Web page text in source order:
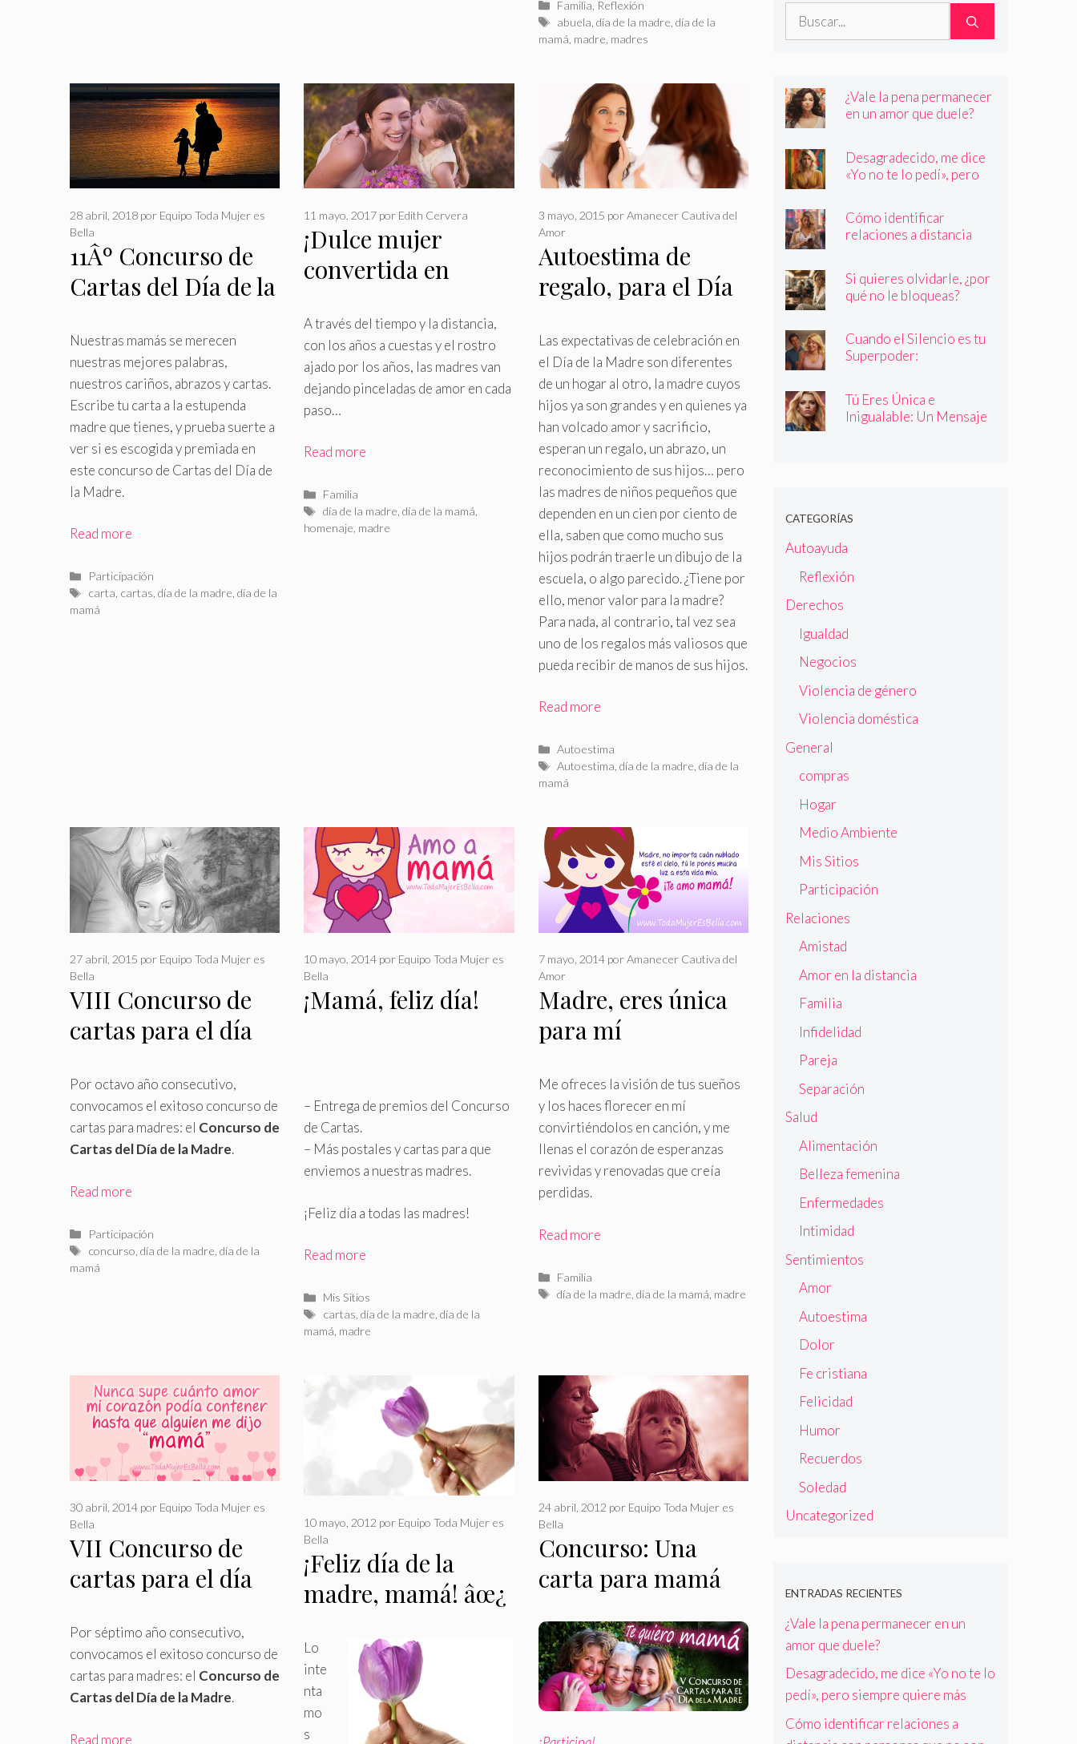
Categorías
Familia Reflexión
Etiquetas
abuela ,día de la madre ,día de la
mamá madre madres
11Âº Concurso de
Cartas del Día de la
28 abril, 2018 por Equipo Toda Mujer es
Bella
Nuestras mamás se merecen
nuestras mejores palabras,
nuestros cariños, abrazos y cartas.
Escribe tu carta a la estupenda
madre que tienes, y prueba suerte a
ver si es escogida y premiada en
este concurso de Cartas del Día de
la Madre.
Read more
Categorías
Participación
Etiquetas
carta cartas ,día de la madre ,día de la
mamá
¡Dulce mujer
convertida en
11 mayo, 2017 por Edith Cervera
A través del tiempo y la distancia,
con los años a cuestas y el rostro
ajado por los años, las madres van
dejando pinceladas de amor en cada
paso…
Read more
Categorías
Familia
Etiquetas
día de la madre día de la mamá
homenaje madre
Autoestima de
regalo, para el Día
3 mayo, 2015 porAmanecer Cautiva del
Amor
Las expectativas de celebración en
el Día de la Madre son diferentes
de un hogar al otro, la madre cuyos
hijos ya son grandes y en quienes ya
han volcado amor y sacrificio,
esperan un regalo, un abrazo, un
reconocimiento de sus hijos… pero
las madres de niños pequeños que
dependen en un cien por ciento de
ella, saben que como mucho sus
hijos podrán traerle un dibujo de la
escuela, o algo parecido.¿Tiene por
ello, menor valor para la madre?
Para nada, al contrario, tal vez sea
uno de los regalos más valiosos que
pueda recibir de manos de sus hijos.
Read more
Categorías
Autoestima
Etiquetas
Autoestima ,día de la madre ,día de la
mamá
VIII Concurso de
cartas para el día
27 abril, 2015 por Equipo Toda Mujer es
Bella
Por octavo año consecutivo,
convocamos el exitoso concurso de
cartas para madres: el Concurso de
Cartas del Día de la Madre.
Read more
Categorías
Participación
Etiquetas
concurso ,día de la madre ,día de la
mamá
¡Mamá, feliz día!
10 mayo, 2014 por Equipo Toda Mujer es
Bella
– Entrega de premios del Concurso
de Cartas.
– Más postales y cartas para que
enviemos a nuestras madres.
¡Feliz día a todas las madres!
Read more
Categorías
Mis Sitios
Etiquetas
cartas día de la madre día de la
mamá madre
Madre, eres única
para mí
7 mayo, 2014 porAmanecer Cautiva del
Amor
Me ofreces la visión de tus sueños
y los haces florecer en mí
convirtiéndolos en canción, y me
llenas el corazón de esperanzas
revividas y renovadas que creía
perdidas.
Read more
Categorías
Familia
Etiquetas
día de la madre ,día de la mamá madre
VII Concurso de
cartas para el día
30 abril, 2014 por Equipo Toda Mujer es
Bella
Por séptimo año consecutivo,
convocamos el exitoso concurso de
cartas para madres: el Concurso de
Cartas del Día de la Madre.
Read more
¡Feliz día de la
madre, mamá! âœ¿
10 mayo, 2012 por Equipo Toda Mujer es
Bella
Lo
inte
nta
mo
s
Concurso: Una
carta para mamá
24 abril, 2012 por Equipo Toda Mujer es
Bella
Buscar:
¿Vale la pena permanecer
en un amor que duele?
Desagradecido, me dice
«Yo no te lo pedí», pero
Cómo identificar
relaciones a distancia
Si quieres olvidarle, ¿por
qué no le bloqueas?
Cuando el Silencio es tu
Superpoder:
de Callar
Tú Eres Única e
Inigualable: Un Mensaje
CATEGORÍAS
Autoayuda
Reflexión
Derechos
Igualdad
Negocios
Violencia de género
Violencia doméstica
General
compras
Hogar
Medio Ambiente
Mis Sitios
Participación
Relaciones
Amistad
Amor en la distancia
Familia
Infidelidad
Pareja
Separación
Salud
Alimentación
Belleza femenina
Enfermedades
Intimidad
Sentimientos
Amor
Autoestima
Dolor
Fe cristiana
Felicidad
Humor
Recuerdos
Soledad
Uncategorized
ENTRADAS RECIENTES
¿Vale la pena permanecer en un
amor que duele?
Desagradecido, me dice «Yo no te lo
pedí», pero siempre quiere más
Cómo identificar relaciones a